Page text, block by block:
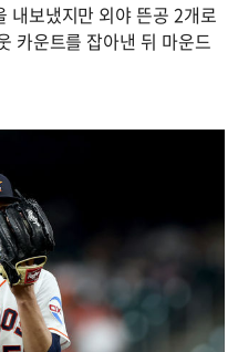
내보냈지만 외야 뜬공 2개로
카운트를 잡아낸 뒤 마운드